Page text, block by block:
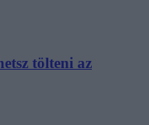
tölteni az